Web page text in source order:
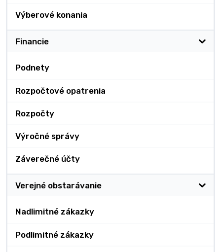
Výberové konania
Financie
Podnety
Rozpočtové opatrenia
Rozpočty
Výročné správy
Záverečné účty
Verejné obstarávanie
Nadlimitné zákazky
Podlimitné zákazky